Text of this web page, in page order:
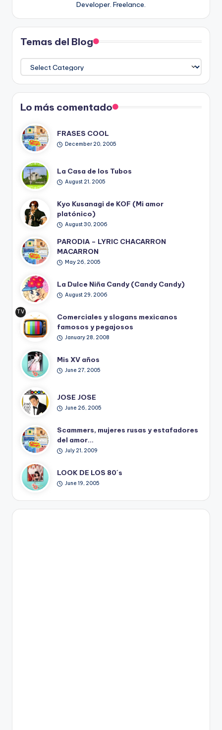
Developer. Freelance.
Temas del Blog
Temas
del
Blog
Lo más comentado
FRASES COOL
December 20, 2005
La Casa de los Tubos
August 21, 2005
Kyo Kusanagi de KOF (Mi amor
platónico)
August 30, 2006
PARODIA – LYRIC CHACARRON
MACARRON
May 26, 2005
La Dulce Niña Candy (Candy Candy)
August 29, 2006
TV
Ret
ro
Comerciales y slogans mexicanos
famosos y pegajosos
January 28, 2008
Mis XV años
June 27, 2005
JOSE JOSE
June 26, 2005
Scammers, mujeres rusas y estafadores
del amor…
July 21, 2009
LOOK DE LOS 80´s
June 19, 2005